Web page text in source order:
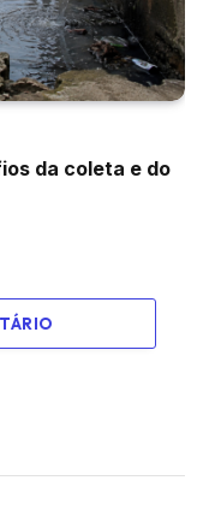
da coleta e do